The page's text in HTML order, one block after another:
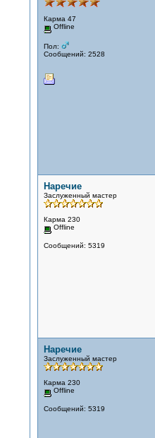
Карма 47
Offline
Пол:
Сообщений: 2528
Наречие
Заслуженный мастер
Карма 230
Offline
Сообщений: 5319
Наречие
Заслуженный мастер
Карма 230
Offline
Сообщений: 5319